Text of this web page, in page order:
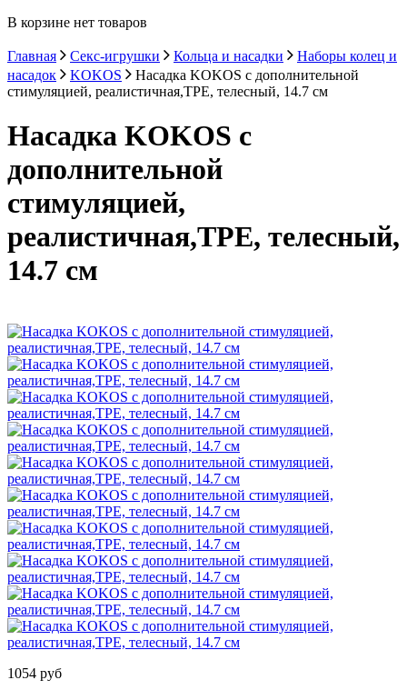
В корзине нет товаров
Главная Секс-игрушки Кольца и насадки
Наборы колец и
насадок
KOKOS
Насадка KOKOS с дополнительной
стимуляцией, реалистичная,TPE, телесный, 14.7 см
Насадка KOKOS с
дополнительной
стимуляцией,
реалистичная,TPE, телесный,
14.7 см
1054 руб